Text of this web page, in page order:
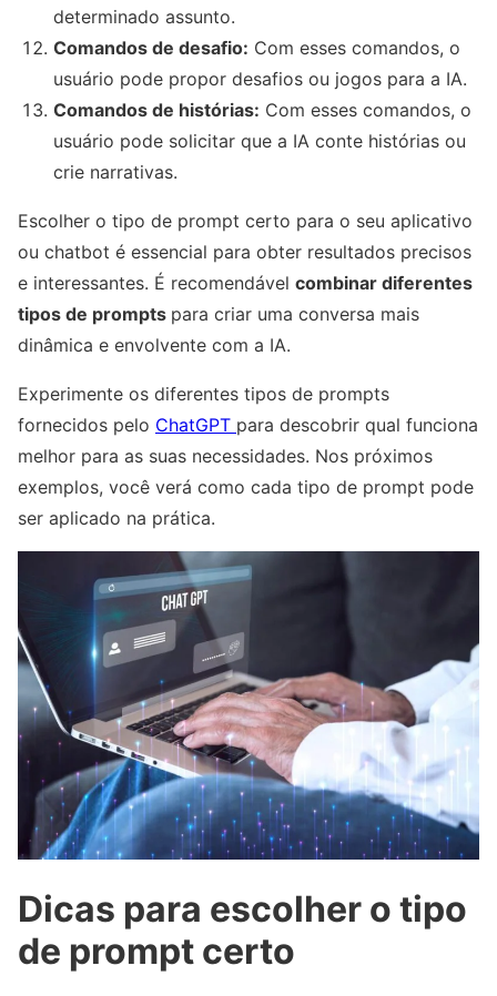
determinado assunto.
Comandos de desafio: Com esses comandos, o
usuário pode propor desafios ou jogos para a IA.
Comandos de histórias: Com esses comandos, o
usuário pode solicitar que a IA conte histórias ou
crie narrativas.
Escolher o tipo de prompt certo para o seu aplicativo
ou chatbot é essencial para obter resultados precisos
e interessantes. É recomendável combinar diferentes
tipos de prompts para criar uma conversa mais
dinâmica e envolvente com a IA.
Experimente os diferentes tipos de prompts
fornecidos pelo ChatGPT para descobrir qual funciona
melhor para as suas necessidades. Nos próximos
exemplos, você verá como cada tipo de prompt pode
ser aplicado na prática.
Dicas para escolher o tipo
de prompt certo